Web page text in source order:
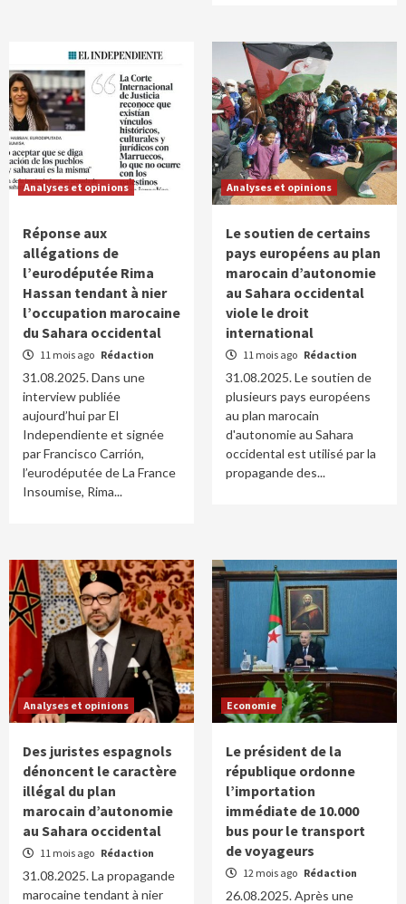
Analyses et opinions
Réponse aux
allégations de
l’eurodéputée Rima
Hassan tendant à nier
l’occupation marocaine
du Sahara occidental
11 mois ago Rédaction
31.08.2025. Dans une
interview publiée
aujourd’hui par El
Independiente et signée
par Francisco Carrión,
l’eurodéputée de La France
Insoumise, Rima...
Analyses et opinions
Le soutien de certains
pays européens au plan
marocain d’autonomie
au Sahara occidental
viole le droit
international
11 mois ago Rédaction
31.08.2025. Le soutien de
plusieurs pays européens
au plan marocain
d'autonomie au Sahara
occidental est utilisé par la
propagande des...
Analyses et opinions
Des juristes espagnols
dénoncent le caractère
illégal du plan
marocain d’autonomie
au Sahara occidental
11 mois ago Rédaction
31.08.2025. La propagande
marocaine tendant à nier
Economie
Le président de la
république ordonne
l’importation
immédiate de 10.000
bus pour le transport
de voyageurs
12 mois ago Rédaction
26.08.2025. Après une